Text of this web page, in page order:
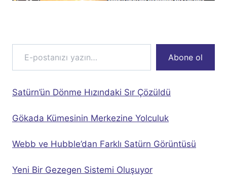
E-postanızı yazın…
Abone ol
Satürn’ün Dönme Hızındaki Sır Çözüldü
Gökada Kümesinin Merkezine Yolculuk
Webb ve Hubble’dan Farklı Satürn Görüntüsü
Yeni Bir Gezegen Sistemi Oluşuyor